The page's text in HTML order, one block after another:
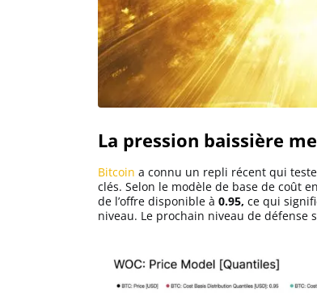
Bitcoin (BTC)
Ethereum (ETH)
Solana (SOL)
Dogecoin (DOGE)
La pression baissière
Bitcoin a connu un repli récent qui
clés. Selon le modèle de base de coût
de l’offre disponible à 0.95, ce qui
niveau. Le prochain niveau de défense